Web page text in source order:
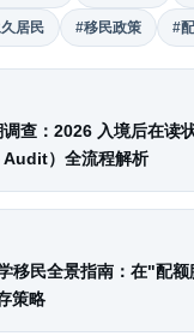
居民 #移民政策 #
查：2026 入境后在读
Audit）全流程解析
移民全景指南：在"配
策略